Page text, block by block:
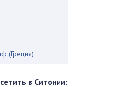
(Греция)
в Ситонии: